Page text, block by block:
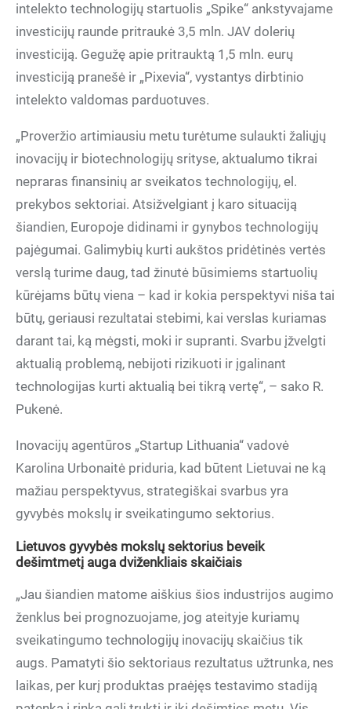
intelekto technologijų startuolis „Spike“ ankstyvajame
investicijų raunde pritraukė 3,5 mln. JAV dolerių
investiciją. Gegužę apie pritrauktą 1,5 mln. eurų
investiciją pranešė ir „Pixevia“, vystantys dirbtinio
intelekto valdomas parduotuves.
„Proveržio artimiausiu metu turėtume sulaukti žaliųjų
inovacijų ir biotechnologijų srityse, aktualumo tikrai
nepraras finansinių ar sveikatos technologijų, el.
prekybos sektoriai. Atsižvelgiant į karo situaciją
šiandien, Europoje didinami ir gynybos technologijų
pajėgumai. Galimybių kurti aukštos pridėtinės vertės
verslą turime daug, tad žinutė būsimiems startuolių
kūrėjams būtų viena – kad ir kokia perspektyvi niša tai
būtų, geriausi rezultatai stebimi, kai verslas kuriamas
darant tai, ką mėgsti, moki ir supranti. Svarbu įžvelgti
aktualią problemą, nebijoti rizikuoti ir įgalinant
technologijas kurti aktualią bei tikrą vertę“, – sako R.
Pukenė.
Inovacijų agentūros „Startup Lithuania“ vadovė
Karolina Urbonaitė priduria, kad būtent Lietuvai ne ką
mažiau perspektyvus, strategiškai svarbus yra
gyvybės mokslų ir sveikatingumo sektorius.
Lietuvos gyvybės mokslų sektorius beveik
dešimtmetį auga dviženkliais skaičiais
„Jau šiandien matome aiškius šios industrijos augimo
ženklus bei prognozuojame, jog ateityje kuriamų
sveikatingumo technologijų inovacijų skaičius tik
augs. Pamatyti šio sektoriaus rezultatus užtrunka, nes
laikas, per kurį produktas praėjęs testavimo stadiją